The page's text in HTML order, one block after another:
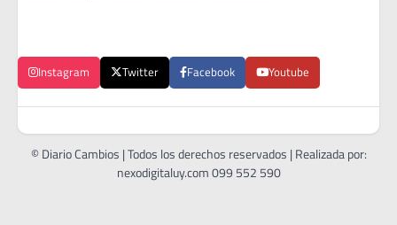
Instagram Twitter Facebook Youtube